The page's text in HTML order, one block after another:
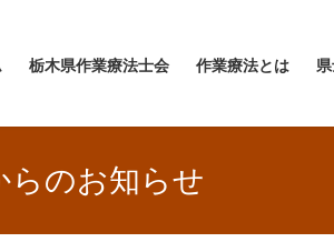
栃木県作業療法士会 作業療法とは
らのお知らせ